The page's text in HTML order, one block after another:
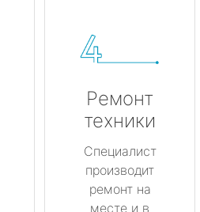
Ремонт
техники
Специалист
производит
ремонт на
месте и в